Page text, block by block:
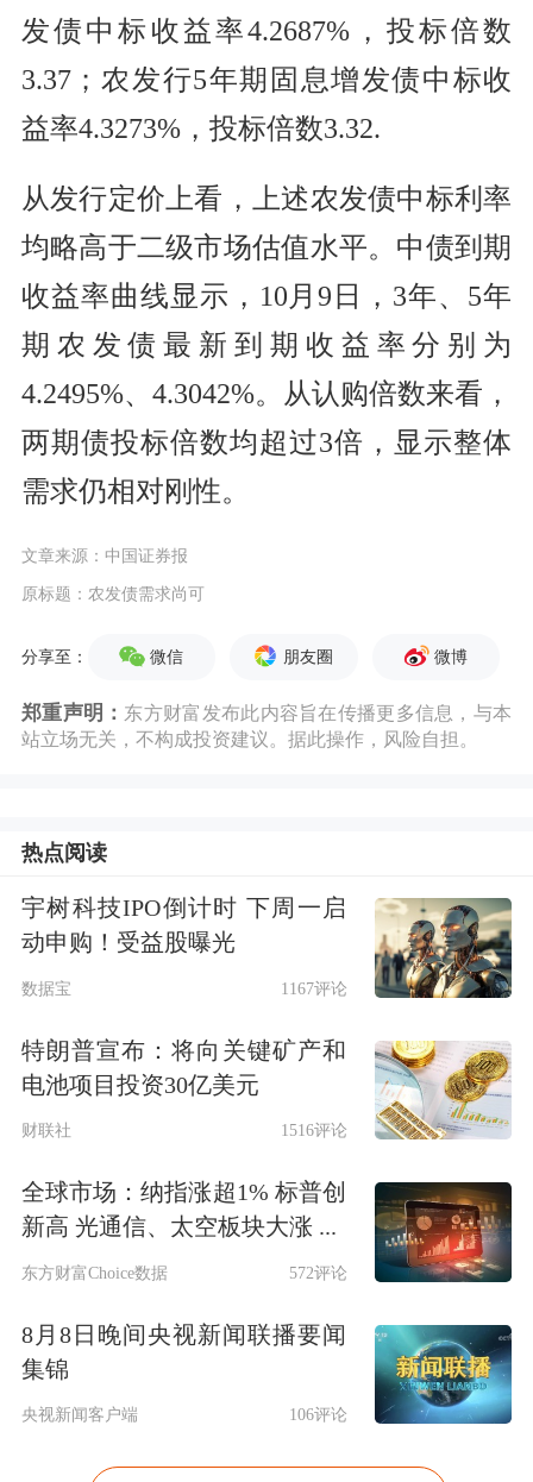
发债中标收益率4.2687%，投标倍数
3.37；农发行5年期固息增发债中标收
益率4.3273%，投标倍数3.32.
从发行定价上看，上述农发债中标利率
均略高于二级市场估值水平。中债到期
收益率曲线显示，10月9日，3年、5年
期农发债最新到期收益率分别为
4.2495%、4.3042%。从认购倍数来看，
两期债投标倍数均超过3倍，显示整体
需求仍相对刚性。
文章来源：中国证券报
原标题：农发债需求尚可
分享至： 微信 朋友圈 微博
郑重声明： 东方财富发布此内容旨在传播更多信息，与本
站立场无关，不构成投资建议。据此操作，风险自担。
热点阅读
宇树科技IPO倒计时 下周一启
动申购！受益股曝光
数据宝 1167评论
特朗普宣布：将向关键矿产和
电池项目投资30亿美元
财联社 1516评论
全球市场：纳指涨超1% 标普创
新高 光通信、太空板块大涨 ...
东方财富Choice数据 572评论
8月8日晚间央视新闻联播要闻
集锦
央视新闻客户端 106评论